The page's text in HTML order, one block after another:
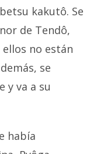
kakutô. Se
de Tendô,
no están
se
y va a su
había